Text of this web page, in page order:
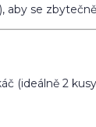
aby se
(ideálně 2